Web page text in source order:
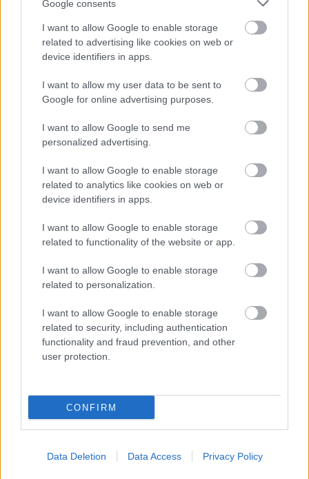
Google consents
I want to allow Google to enable storage
related to advertising like cookies on web or
device identifiers in apps.
I want to allow my user data to be sent to
Google for online advertising purposes.
I want to allow Google to send me
personalized advertising.
I want to allow Google to enable storage
related to analytics like cookies on web or
device identifiers in apps.
I want to allow Google to enable storage
related to functionality of the website or app.
I want to allow Google to enable storage
related to personalization.
I want to allow Google to enable storage
related to security, including authentication
functionality and fraud prevention, and other
user protection.
CONFIRM
Data Deletion Data Access Privacy Policy
12. „A fiamnak 5 hónapos korában már megvan a legjobb